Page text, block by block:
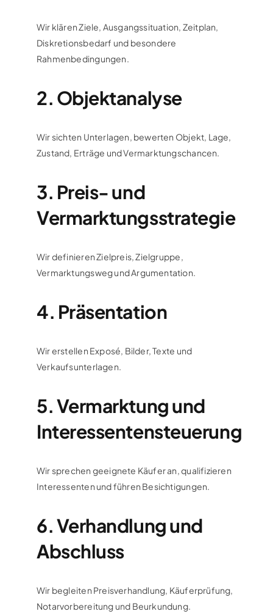
Wir klären Ziele, Ausgangssituation, Zeitplan,
Diskretionsbedarf und besondere
Rahmenbedingungen.
2. Objektanalyse
Wir sichten Unterlagen, bewerten Objekt, Lage,
Zustand, Erträge und Vermarktungschancen.
3. Preis- und
Vermarktungsstrategie
Wir definieren Zielpreis, Zielgruppe,
Vermarktungsweg und Argumentation.
4. Präsentation
Wir erstellen Exposé, Bilder, Texte und
Verkaufsunterlagen.
5. Vermarktung und
Interessentensteuerung
Wir sprechen geeignete Käufer an, qualifizieren
Interessenten und führen Besichtigungen.
6. Verhandlung und
Abschluss
Wir begleiten Preisverhandlung, Käuferprüfung,
Notarvorbereitung und Beurkundung.